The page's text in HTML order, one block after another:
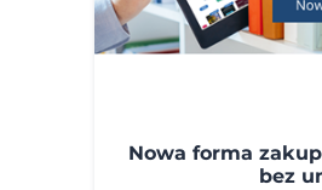
Nowa forma
bez